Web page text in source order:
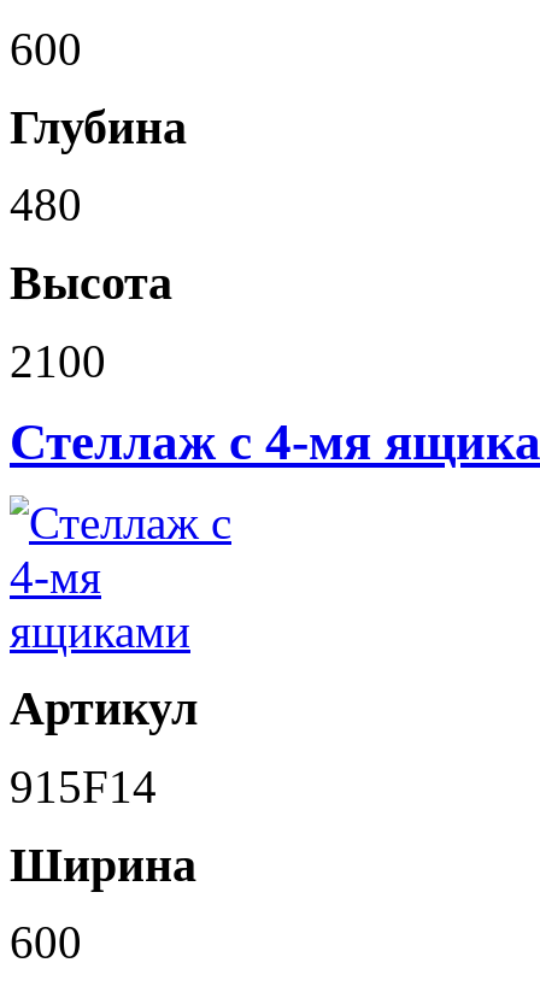
600
Глубина
480
Высота
2100
Стеллаж с 4-мя
Артикул
915F14
Ширина
600